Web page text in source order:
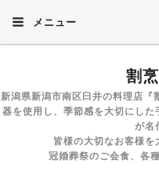
メニュー
割
新潟県新潟市南区臼井の料理店『
器を使用し、季節感を大切にし
が名
皆様の大切なお客様を
冠婚葬祭のご会食、各